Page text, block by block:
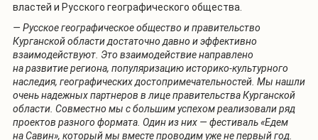
властей и Русского географического общества.
— Русское географическое общество и правительство
Курганской области достаточно давно и эффективно
взаимодействуют. Это взаимодействие направлено
на развитие региона, популяризацию историко-культурного
наследия, географических достопримечательностей. Мы нашли
очень надежных партнеров в лице правительства Курганской
области. Совместно мы с большим успехом реализовали ряд
проектов разного формата. Один из них — фестиваль «Едем
на Савин», который мы вместе проводим уже не первый год.